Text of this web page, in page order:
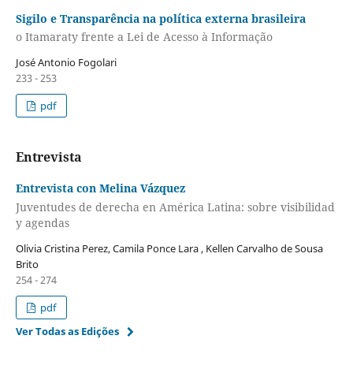
Sigilo e Transparência na política externa brasileira
o Itamaraty frente a Lei de Acesso à Informação
José Antonio Fogolari
233 - 253
pdf
Entrevista
Entrevista con Melina Vázquez
Juventudes de derecha en América Latina: sobre visibilidad
y agendas
Olivia Cristina Perez, Camila Ponce Lara , Kellen Carvalho de Sousa
Brito
254 - 274
pdf
Ver Todas as Edições